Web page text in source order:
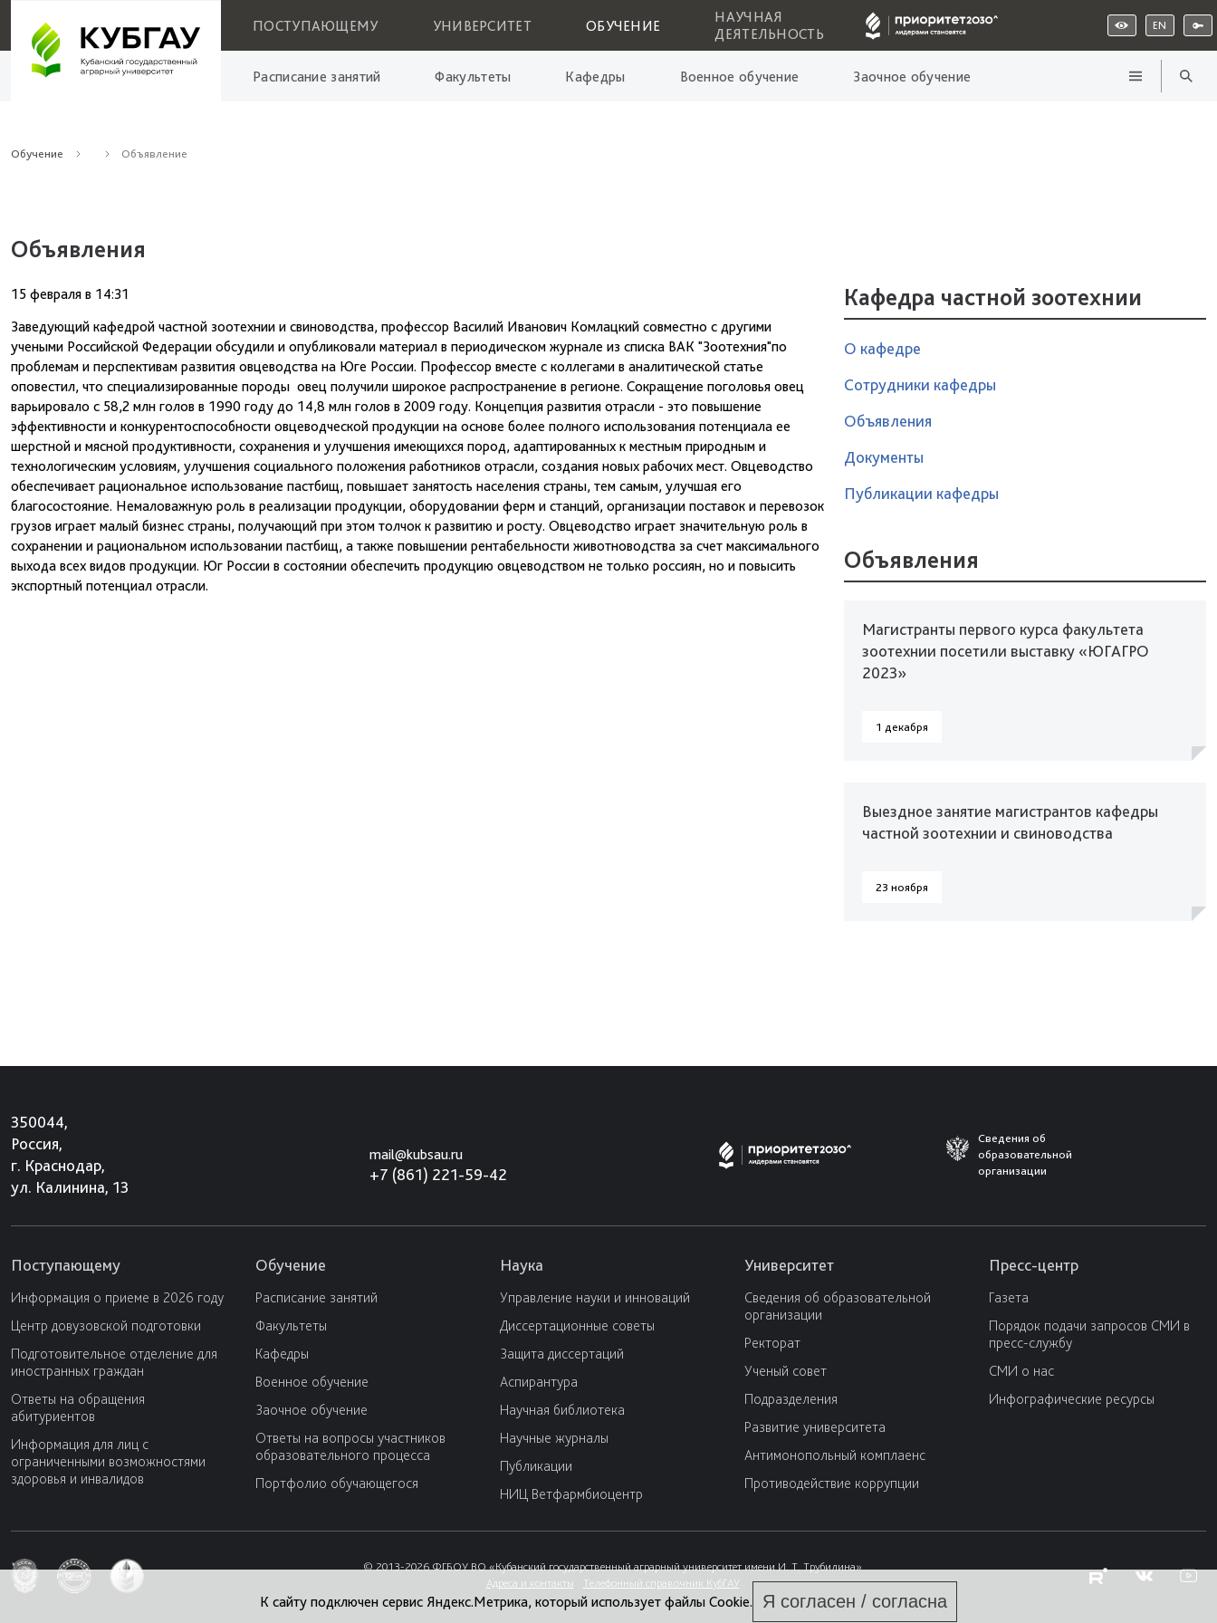
ПОСТУПАЮЩЕМУ УНИВЕРСИТЕТ ОБУЧЕНИЕ
НАУЧНАЯ
ДЕЯТЕЛЬНОСТЬ
EN
Расписание занятий Факультеты Кафедры Военное обучение Заочное обучение
Обучение Объявление
Объявления
15 февраля в 14:31
Заведующий кафедрой частной зоотехнии и свиноводства, профессор Василий Иванович Комлацкий совместно с другими
учеными Российской Федерации обсудили и опубликовали материал в периодическом журнале из списка ВАК "Зоотехния"по
проблемам и перспективам развития овцеводства на Юге России. Профессор вместе с коллегами в аналитической статье
оповестил, что специализированные породы овец получили широкое распространение в регионе. Сокращение поголовья овец
варьировало с 58,2 млн голов в 1990 году до 14,8 млн голов в 2009 году. Концепция развития отрасли - это повышение
эффективности и конкурентоспособности овцеводческой продукции на основе более полного использования потенциала ее
шерстной и мясной продуктивности, сохранения и улучшения имеющихся пород, адаптированных к местным природным и
технологическим условиям, улучшения социального положения работников отрасли, создания новых рабочих мест. Овцеводство
обеспечивает рациональное использование пастбищ, повышает занятость населения страны, тем самым, улучшая его
благосостояние. Немаловажную роль в реализации продукции, оборудовании ферм и станций, организации поставок и перевозок
грузов играет малый бизнес страны, получающий при этом толчок к развитию и росту. Овцеводство играет значительную роль в
сохранении и рациональном использовании пастбищ, а также повышении рентабельности животноводства за счет максимального
выхода всех видов продукции. Юг России в состоянии обеспечить продукцию овцеводством не только россиян, но и повысить
экспортный потенциал отрасли.
Кафедра частной зоотехнии
О кафедре
Сотрудники кафедры
Объявления
Документы
Публикации кафедры
Объявления
Магистранты первого курса факультета
зоотехнии посетили выставку «ЮГАГРО
2023»
1 декабря
Выездное занятие магистрантов кафедры
частной зоотехнии и свиноводства
23 ноября
350044,
Россия,
г. Краснодар,
ул. Калинина, 13
mail@kubsau.ru
+7 (861) 221-59-42
Сведения об
образовательной
организации
Поступающему
Информация о приеме в 2026 году
Центр довузовской подготовки
Подготовительное отделение для
иностранных граждан
Ответы на обращения
абитуриентов
Информация для лиц с
ограниченными возможностями
здоровья и инвалидов
Обучение
Расписание занятий
Факультеты
Кафедры
Военное обучение
Заочное обучение
Ответы на вопросы участников
образовательного процесса
Портфолио обучающегося
Наука
Управление науки и инноваций
Диссертационные советы
Защита диссертаций
Аспирантура
Научная библиотека
Научные журналы
Публикации
НИЦ Ветфармбиоцентр
Университет
Сведения об образовательной
организации
Ректорат
Ученый совет
Подразделения
Развитие университета
Антимонопольный комплаенс
Противодействие коррупции
Пресс-центр
Газета
Порядок подачи запросов СМИ в
пресс-службу
СМИ о нас
Инфографические ресурсы
© 2013-2026 ФГБОУ ВО «Кубанский государственный аграрный университет имени И. Т. Трубилина»
Адреса и контакты
Телефонный справочник КубГАУ
К сайту подключен сервис Яндекс.Метрика, который использует файлы Cookie. Я согласен / согласна